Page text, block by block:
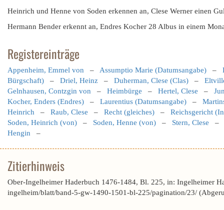
Heinrich und Henne von Soden erkennen an, Clese Werner einen
Hermann Bender erkennt an, Endres Kocher 28 Albus in einem
Registereinträge
Appenheim, Emmel von – Assumptio Marie (Datumsangabe) –
Bürgschaft) – Driel, Heinz – Duherman, Clese (Clas) –
Gelnhausen, Contzgin von – Heimbürge – Hertel, Clese –
Kocher, Enders (Endres) – Laurentius (Datumsangabe) –
Heinrich – Raub, Clese – Recht (gleiches) – Reichsgericht
Soden, Heinrich (von) – Soden, Henne (von) – Stern, Clese
Hengin –
Zitierhinweis
Ober-Ingelheimer Haderbuch 1476-1484, Bl. 225, in: Ingelheimer
ingelheim/blatt/band-5-gw-1490-1501-bl-225/pagination/23/